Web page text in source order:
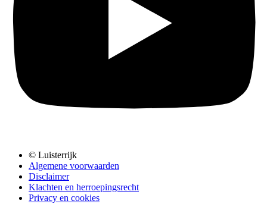
© Luisterrijk
Algemene voorwaarden
Disclaimer
Klachten en herroepingsrecht
Privacy en cookies